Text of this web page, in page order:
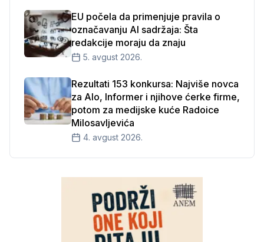
EU počela da primenjuje pravila o
označavanju AI sadržaja: Šta
redakcije moraju da znaju
5. avgust 2026.
Rezultati 153 konkursa: Najviše novca
za Alo, Informer i njihove ćerke firme,
potom za medijske kuće Radoice
Milosavljevića
4. avgust 2026.